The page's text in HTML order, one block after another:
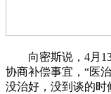
向密斯说，4月13
协商补偿事宜，“医
没治好，没到谈的时